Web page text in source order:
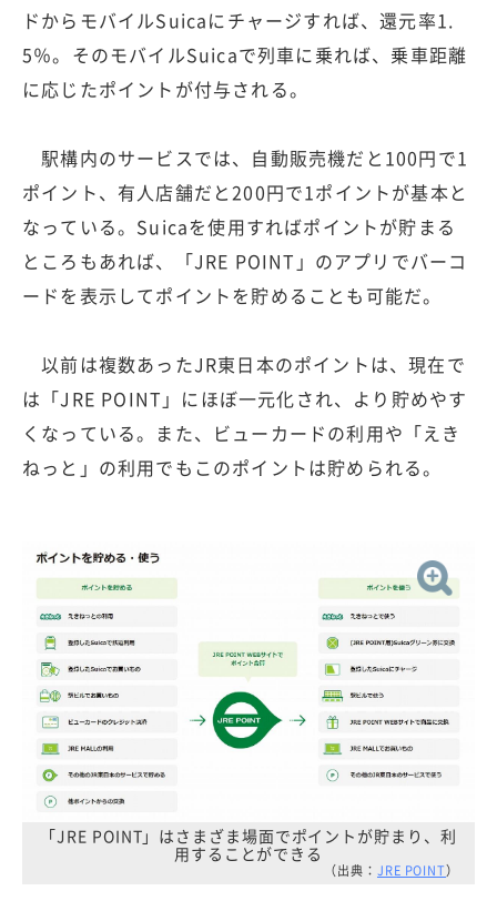
ドからモバイルSuicaにチャージすれば、還元率1.
5％。そのモバイルSuicaで列車に乗れば、乗車距離
に応じたポイントが付与される。
駅構内のサービスでは、自動販売機だと100円で1
ポイント、有人店舗だと200円で1ポイントが基本と
なっている。Suicaを使用すればポイントが貯まる
ところもあれば、「JRE POINT」のアプリでバーコ
ードを表示してポイントを貯めることも可能だ。
以前は複数あったJR東日本のポイントは、現在で
は「JRE POINT」にほぼ一元化され、より貯めやす
くなっている。また、ビューカードの利用や「えき
ねっと」の利用でもこのポイントは貯められる。
「JRE POINT」はさまざま場面でポイントが貯まり、利
用することができる
（出典： JRE POINT）